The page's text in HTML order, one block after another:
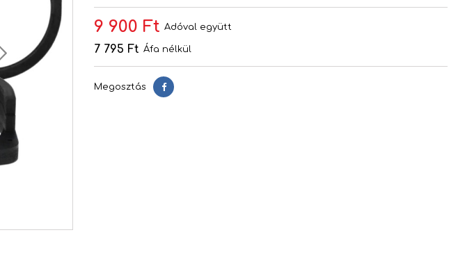
9 900 Ft Adóval együtt
7 795 Ft Áfa nélkül
Megosztás Megosztás